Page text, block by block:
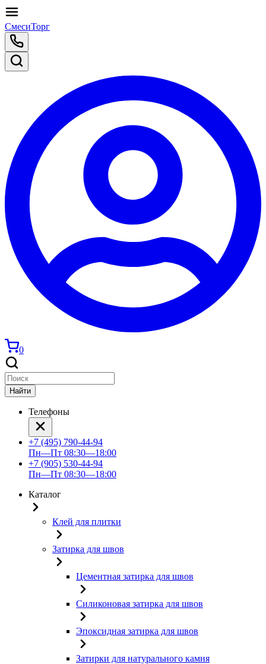
СмесиТорг
0
Найти
Телефоны
+7 (495) 790-44-94
Пн—Пт 08:30—18:00
+7 (905) 530-44-94
Пн—Пт 08:30—18:00
Каталог
Клей для плитки
Затирка для швов
Цементная затирка для швов
Силиконовая затирка для швов
Эпоксидная затирка для швов
Затирки для натурального камня